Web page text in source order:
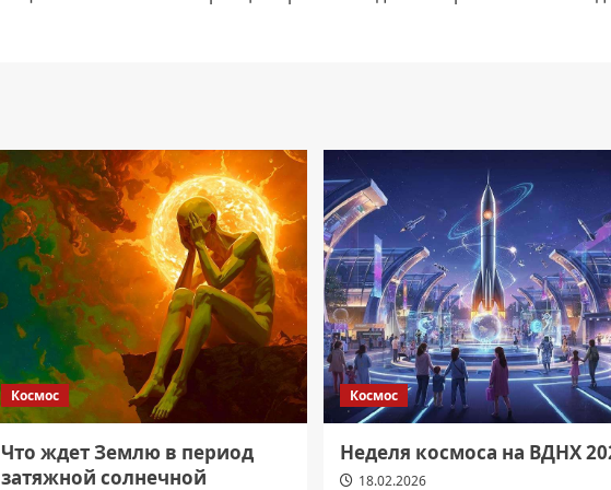
Космос
Что ждет Землю в период
затяжной солнечной
Космос
Неделя космоса на ВДНХ
18.02.2026